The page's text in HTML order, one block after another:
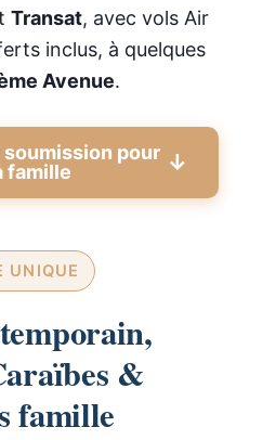
Transat, avec vols Air
inclus, à quelques
Avenue.
pour
famille
UNIQUE
&
famille